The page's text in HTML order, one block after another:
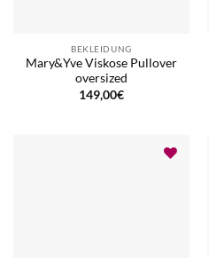
BEKLEIDUNG
Mary&Yve Viskose Pullover
oversized
149,00€